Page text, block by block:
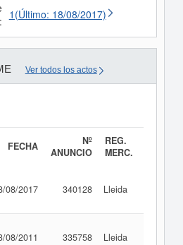
1(Último: 18/08/2017)
Ver todos los actos
FECHA
Nº
ANUNCIO
REG.
MERC.
08/2017 340128 Lleida
08/2011 335758 Lleida